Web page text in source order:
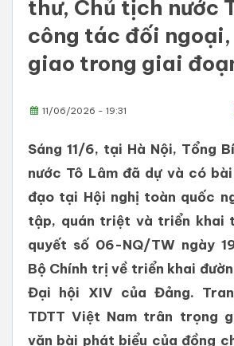
thư, Chủ tịch nước
công tác đối
giao trong giai
11/06/2026 - 19:31
Sáng 11/6, tại Hà Nội, Tổng
nước Tô Lâm đã dự và có
đạo tại Hội nghị toàn quốc
tập, quán triệt và triển khai
quyết số 06-NQ/TW ngày
Bộ Chính trị về triển khai
Đại hội XIV của Đảng.
TDTT Việt Nam trân trọng
văn bài phát biểu của đồng